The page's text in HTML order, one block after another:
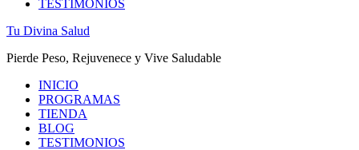
TESTIMONIOS
Tu Divina Salud
Pierde Peso, Rejuvenece y Vive Saludable
INICIO
PROGRAMAS
TIENDA
BLOG
TESTIMONIOS